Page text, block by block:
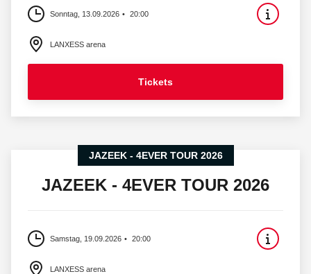
Sonntag, 13.09.2026 20:00
LANXESS arena
Tickets
JAZEEK - 4EVER TOUR 2026
JAZEEK - 4EVER TOUR 2026
Samstag, 19.09.2026 20:00
LANXESS arena